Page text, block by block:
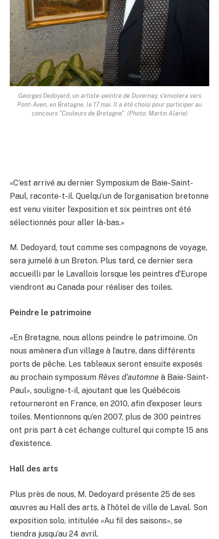
Georges Dedoyard, un artiste-peintre de Duvernay, s'envolera vers
Pont-Aven, en Bretagne, le 17 mai. Il a été choisi pour participer au
concours "Couleurs de Bretagne". (Photo: Martin Alarie)
«C’est arrivé au dernier Symposium de Baie-Saint-
Paul, raconte-t-il. Quelqu’un de l’organisation bretonne
est venu visiter l’exposition et six peintres ont été
sélectionnés pour aller là-bas.»
M. Dedoyard, tout comme ses compagnons de voyage,
sera jumelé à un Breton. Plus tard, ce dernier sera
accueilli par le Lavallois lorsque les peintres d’Europe
viendront au Canada pour réaliser des toiles.
Peindre le patrimoine
«En Bretagne, nous allons peindre le patrimoine. On
nous amènera d’un village à l’autre, dans différents
ports de pêche. Les tableaux seront ensuite exposés
au prochain symposium Rêves d’automne à Baie-Saint-
Paul», souligne-t-il, ajoutant que les Québécois
retourneront en France, en 2010, afin d’exposer leurs
toiles. Mentionnons qu’en 2007, plus de 300 peintres
ont pris part à cet échange culturel qui compte 15 ans
d’existence.
Hall des arts
Plus près de nous, M. Dedoyard présente 25 de ses
œuvres au Hall des arts, à l’hôtel de ville de Laval. Son
exposition solo, intitulée «Au fil des saisons», se
tiendra jusqu’au 24 avril.